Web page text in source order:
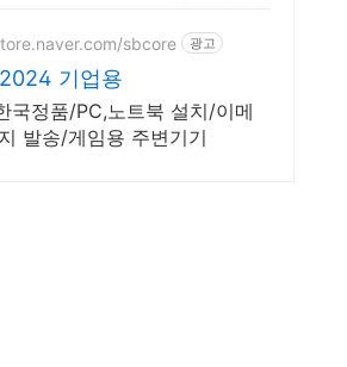
sbcore 광고
기업용
국정품/PC,노트북 설치/이메
발송/게임용 주변기기